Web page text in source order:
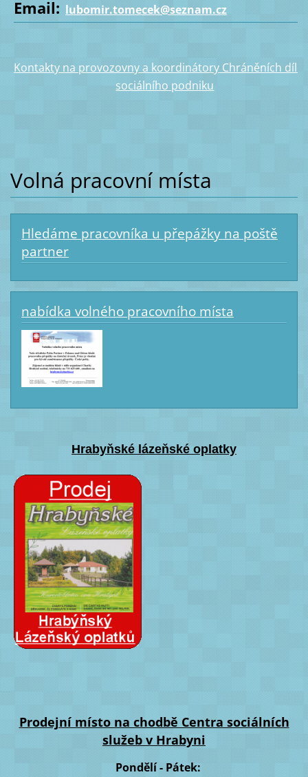
Email: lubomir.tomecek@seznam.cz
Kontakty na provozovny a koordinátory Chráněních
sociálního podniku
Volná pracovní místa
Hledáme pracovníka u přepážky na poště
partner
nabídka volného pracovního místa
Hrabyňské lázeňské oplatky
Prodejní místo na chodbě Centra sociálních
služeb v Hrabyni
Pondělí - Pátek: